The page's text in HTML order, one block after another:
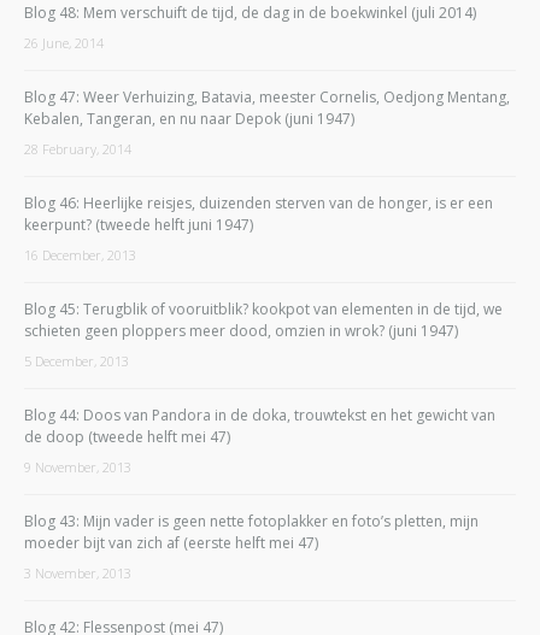
Blog 48: Mem verschuift de tijd, de dag in de boekwinkel (juli 2014)
26 June, 2014
Blog 47: Weer Verhuizing, Batavia, meester Cornelis, Oedjong Mentang,
Kebalen, Tangeran, en nu naar Depok (juni 1947)
28 February, 2014
Blog 46: Heerlijke reisjes, duizenden sterven van de honger, is er een
keerpunt? (tweede helft juni 1947)
16 December, 2013
Blog 45: Terugblik of vooruitblik? kookpot van elementen in de tijd, we
schieten geen ploppers meer dood, omzien in wrok? (juni 1947)
5 December, 2013
Blog 44: Doos van Pandora in de doka, trouwtekst en het gewicht van
de doop (tweede helft mei 47)
9 November, 2013
Blog 43: Mijn vader is geen nette fotoplakker en foto’s pletten, mijn
moeder bijt van zich af (eerste helft mei 47)
3 November, 2013
Blog 42: Flessenpost (mei 47)